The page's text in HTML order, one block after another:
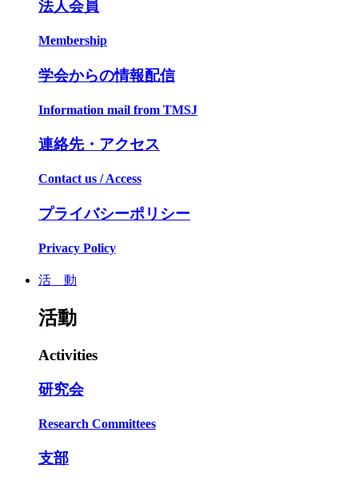
法人会員
Membership
学会からの情報配信
Information mail from TMSJ
連絡先・アクセス
Contact us / Access
プライバシーポリシー
Privacy Policy
活 動
活動
Activities
研究会
Research Committees
支部